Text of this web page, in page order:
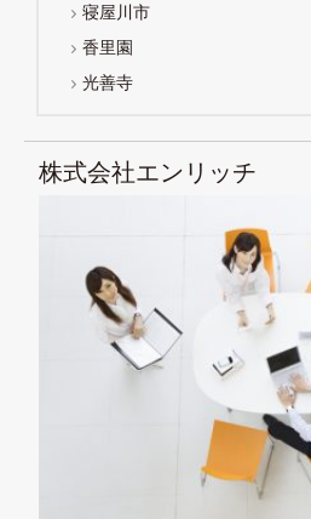
寝屋川市
香里園
光善寺
株式会社エンリッチ